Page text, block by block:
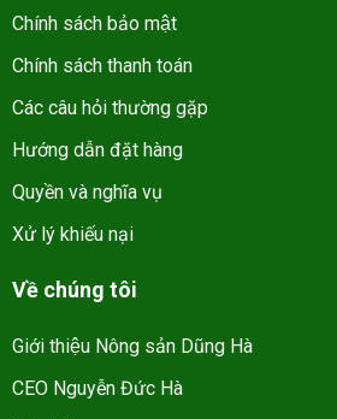
Chính sách bảo mật
Chính sách thanh toán
Các câu hỏi thường gặp
Hướng dẫn đặt hàng
Quyền và nghĩa vụ
Xử lý khiếu nại
Về chúng tôi
Giới thiệu Nông sản Dũng Hà
CEO Nguyễn Đức Hà